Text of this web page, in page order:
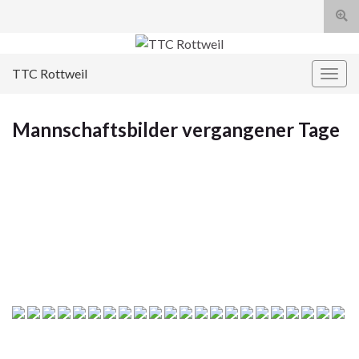
Search for:
TTC Rottweil
Mannschaftsbilder vergangener Tage